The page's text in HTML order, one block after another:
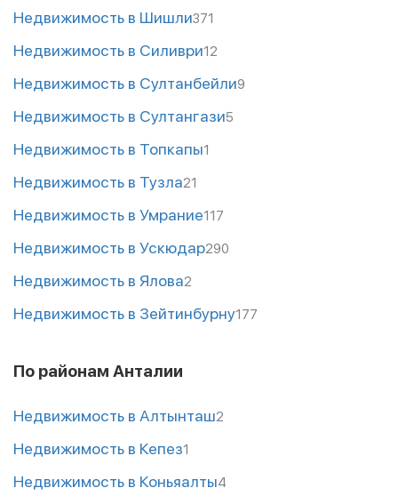
Недвижимость в Шишли371
Недвижимость в Силиври12
Недвижимость в Султанбейли9
Недвижимость в Султангази5
Недвижимость в Топкапы1
Недвижимость в Тузла21
Недвижимость в Умрание117
Недвижимость в Ускюдар290
Недвижимость в Ялова2
Недвижимость в Зейтинбурну177
По районам Анталии
Недвижимость в Алтынташ2
Недвижимость в Кепез1
Недвижимость в Коньяалты4